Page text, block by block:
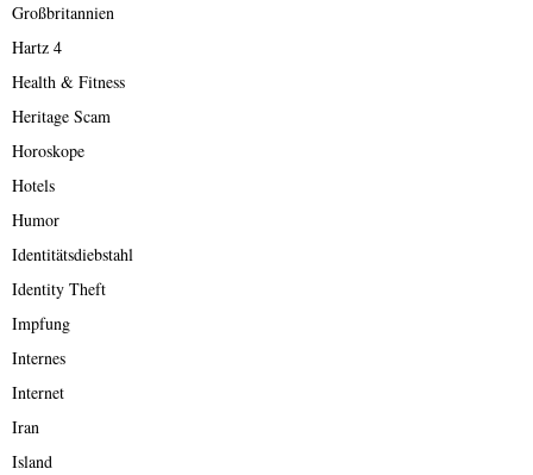
Großbritannien
Hartz 4
Health & Fitness
Heritage Scam
Horoskope
Hotels
Humor
Identitätsdiebstahl
Identity Theft
Impfung
Internes
Internet
Iran
Island